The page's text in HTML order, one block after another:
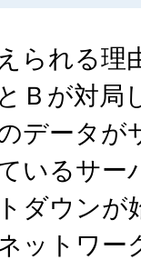
られる理
Ｂが対局
データが
いるサー
ダウンが
ットワー